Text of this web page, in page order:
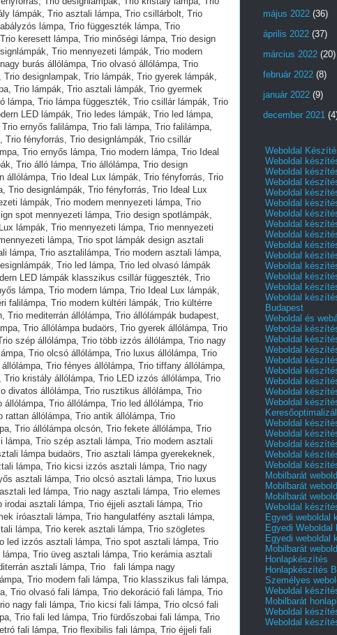
május 2022 (36)
április 2022 (37)
március 2022 (20)
február 2022 (8)
január 2022 (9)
december 2021
Weboldal
Weboldal
Weboldal
Weboldal
Weboldal
Weboldal
Weboldal
Weboldal
Weboldal
Weboldal
Weboldal
Weboldal
Weboldal
Weboldal
Weboldal
Budapest
Weboldal és
Weboldal
Weboldal
Weboldal
Weboldal
Weboldal
Weboldal
Weboldal
Weboldal
Weboldal
Weboldal
Weboldal
Weboldal
Weboldal
Mobilbarát
Mobilbarát
Mobilbarát
Weboldal
Egyedi weboldal
Egyedi Weboldal
Egyedi weboldal
Mobilbarát
Honlapkészítés
Honlapkészítés
Személyes
Weboldal
Mobilbarát
Weboldal
Weboldal